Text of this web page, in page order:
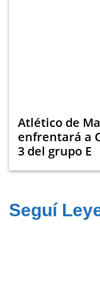
Atlético de
enfrentará a
3 del grupo E
Seguí